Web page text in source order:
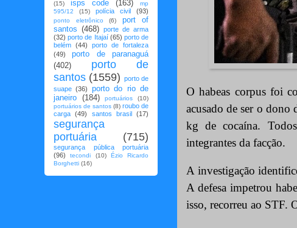
O habeas corpus foi
acusado de ser o dono
kg de cocaína.
integrantes da facção.
A investigação
A defesa impetrou
isso, recorreu ao STF.
(15)
isps code (163)
mp
595/12
(15) polícia civil (93)
ponto eletrônico (6)
port of
santos (468) porte de arma
(32) porto de Itajaí (65) porto de
belém (44)
porto de fortaleza
(49)
porto de paranaguá
(402)
porto de
santos (1559) porto de
suape (36)
porto do rio de
janeiro (184) portuários
(10)
portuários de santos (8) roubo de
carga
(49) santos brasil (17)
segurança
portuária
(715)
segurança pública portuária
(96)
tecondi (10)
Ézio Ricardo
Borghetti (16)